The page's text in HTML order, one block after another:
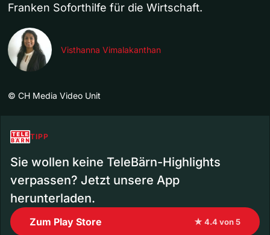
Franken Soforthilfe für die Wirtschaft.
Visthanna Vimalakanthan
© CH Media Video Unit
TIPP
Sie wollen keine TeleBärn-Highlights
verpassen? Jetzt unsere App
herunterladen.
Zum Play Store ★ 4.4 von 5